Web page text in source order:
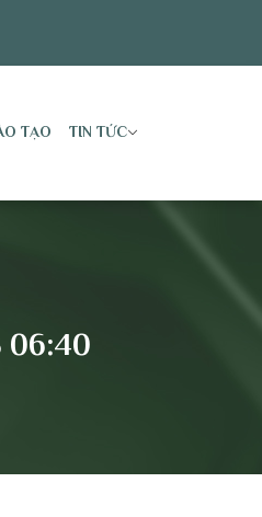
TẠO TIN TỨC
06:40